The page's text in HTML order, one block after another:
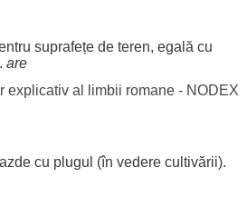
suprafețede teren, egală cu
are
explicativ al limbii romane - NODEX
cu plugul (în vederecultivării).